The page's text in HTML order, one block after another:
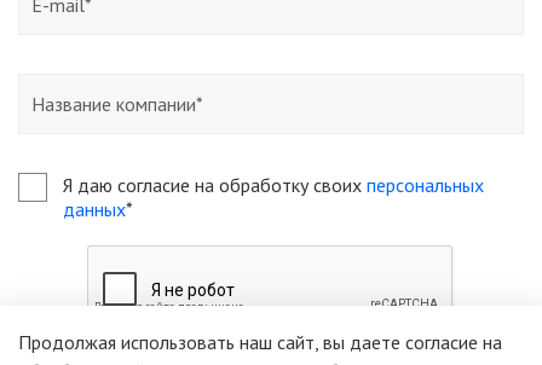
Я даю согласие на обработку своих персональных
данных*
Продолжая использовать наш сайт, вы даете согласие на